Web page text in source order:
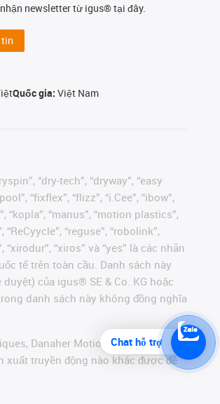
newsletter từ igus® tại đây.
Quốc gia:Việt Nam
“dry-tech”, “dryway”, “easy
“fixflex”, “flizz”, “i.Cee”, “ibow”,
“kopla”, “manus”, “motion plastics”,
“reguse”, “robolink”,
“xiros” và “yes” là các nhãn
tế trên toàn cầu. Danh sách này
của igus® SE & Co. KG hoặc
danh sách này không đồng nghĩa
Danaher Motion, ELAU, FAGOR,
xuất truyền động nào khác được đề
Chat hỗ trợ